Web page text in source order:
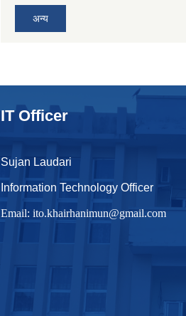
अन्य
IT Officer
Sujan Laudari
Information Technology Officer
Email: ito.khairhanimun@gmail.com